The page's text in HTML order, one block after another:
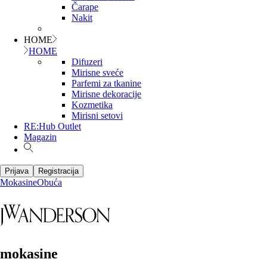
Čarape
Nakit
HOME
HOME
Difuzeri
Mirisne sveće
Parfemi za tkanine
Mirisne dekoracije
Kozmetika
Mirisni setovi
RE:Hub Outlet
Magazin
Prijava Registracija
MokasineObuća
mokasine